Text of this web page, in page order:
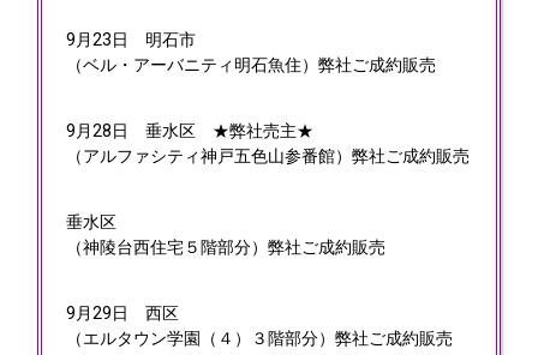
9月23日 明石市
（ベル・アーバニティ明石魚住）弊社ご成約販売
9月28日 垂水区 ★弊社売主★
（アルファシティ神戸五色山参番館）弊社ご成約販売
垂水区
（神陵台西住宅５階部分）弊社ご成約販売
9月29日 西区
（エルタウン学園（４）３階部分）弊社ご成約販売